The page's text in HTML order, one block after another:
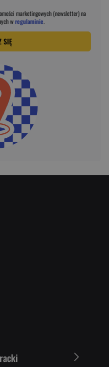
marketingowych (newsletter) na
wregulaminie.
SIĘ